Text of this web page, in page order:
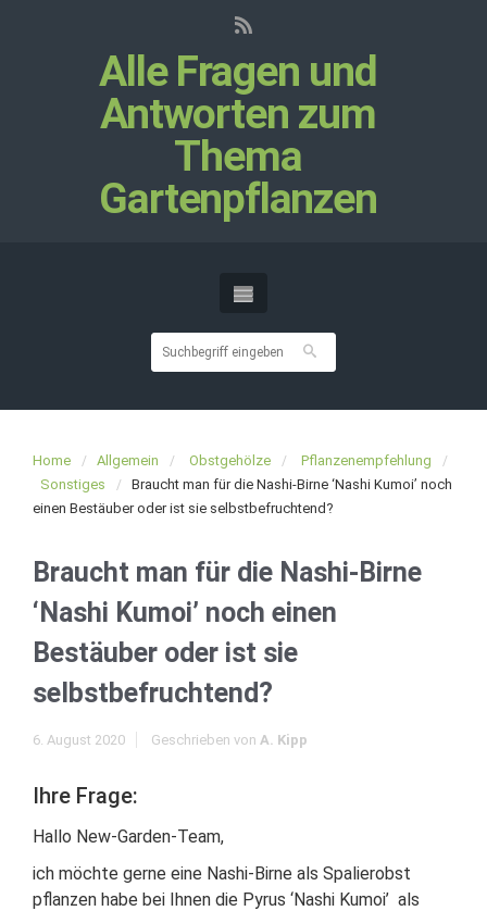
Alle Fragen und
Antworten zum
Thema
Gartenpflanzen
Home Allgemein Obstgehölze
Pflanzenempfehlung
Sonstiges
Braucht man für die Nashi-Birne ‘Nashi Kumoi’ noch
einen Bestäuber oder ist sie selbstbefruchtend?
Braucht man für die Nashi-Birne
‘Nashi Kumoi’ noch einen
Bestäuber oder ist sie
selbstbefruchtend?
6. August 2020 Geschrieben von A. Kipp
Ihre Frage:
Hallo New-Garden-Team,
ich möchte gerne eine Nashi-Birne als Spalierobst
pflanzen habe bei Ihnen die Pyrus ‘Nashi Kumoi’ als